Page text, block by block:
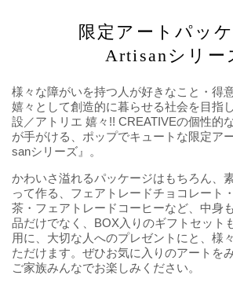
限定アートパッ
Artisanシリー
様々な障がいを持つ人が好きなこと・得
嬉々として創造的に暮らせる社会を目指
設／アトリエ 嬉々!! CREATIVEの個性的
が手がける、ポップでキュートな限定ア
sanシリーズ』。
かわいさ溢れるパッケージはもちろん、
って作る、フェアトレードチョコレート
茶・フェアトレードコーヒーなど、中身
品だけでなく、BOX入りのギフトセット
用に、大切な人へのプレゼントにと、様
ただけます。ぜひお気に入りのアートを
ご家族みんなでお楽しみください。